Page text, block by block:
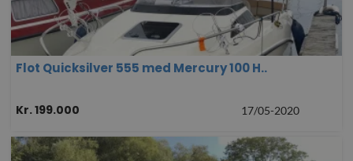
Flot Quicksilver 555 med Mercury 100 H..
Kr. 199.000 17/05-2020